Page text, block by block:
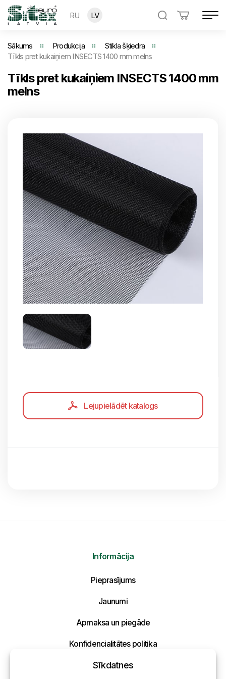
RU LV
Sākums Produkcija
Stikla šķiedra
Tīkls pret kukaiņiem INSECTS 1400 mm melns
Tīkls pret kukaiņiem INSECTS 1400 mm
melns
Lejupielādēt katalogs
Informācija
Pieprasījums
Jaunumi
Apmaksa un piegāde
Konfidencialitātes politika
Kontakti
Sīkdatnes